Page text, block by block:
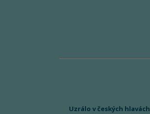
Uzrálo v českých hlavách